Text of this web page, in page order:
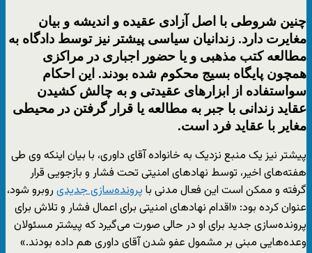
چنین شروطی با اصل آزادی عقیده و اندیشه و بیان
مغایرت دارد. زندانیان سیاسی پیشتر نیز توسط دادگاه به
مطالعه کتب مذهبی و یا حضور اجباری در مراکزی
همچون پایگاه بسیج محکوم شده‌ بودند. این احکام
سواستفاده از ابزارهای عقیدتی و به چالش کشیدن
عقاید زندانی با جبر به مطالعه یا قرار گرفتن در محیطی
مغایر با عقاید فرد است.
پیشتر نیز یک منبع نزدیک به خانواده آقای داوری، با بیان اینکه وی طی
هفته‌های اخیر، توسط نهادهای امنیتی تحت فشار و بازجویی قرار
گرفته و ممکن است این فعال مدنی با پرونده‌سازی جدیدی روبرو شود،
عنوان کرده بود: «اقدام نهادهای امنیتی برای اعمال فشار و تلاش برای
پرونده‌سازی جدید برای او در حالی صورت می‌گیرد که پیشتر مسئولان
وعده‌هایی مبنی بر مشمول عفو شدن آقای داوری هم داده بودند.»